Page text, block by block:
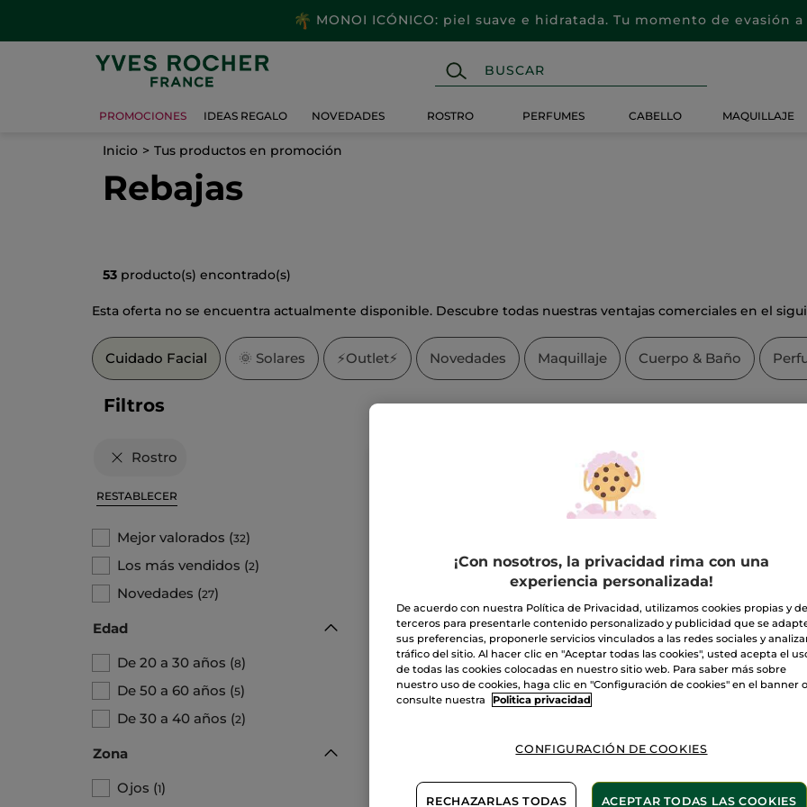
MONOI ICÓNICO: piel suave e hidratada. Tu momento de evasión
PROMOCIONES IDEAS REGALO NOVEDADES ROSTRO PERFUMES CABELLO MAQUILLAJE
Inicio Tus productos en promoción
Rebajas
53 producto(s) encontrado(s)
Esta oferta no se encuentra actualmente disponible. Descubre todas nuestras ventajas comerciales en el
Cuidado Facial 🌞 Solares ⚡Outlet⚡ Novedades Maquillaje Cuerpo & Baño
Filtros
Rostro
RESTABLECER
Mejor valorados (32)
Los más vendidos (2)
Novedades (27)
Edad
De 20 a 30 años (8)
De 50 a 60 años (5)
De 30 a 40 años (2)
Zona
Ojos (1)
Crema Hidratante
Intensa
Tarro 75 ml
(754)
AÑADIR A MI
BB Cream hidratante
SPF50 - Claro
Tubo 40 ml - 5 colores
24,90€
ELIGE TU COLOR
de
Tarro 50
¡Con nosotros, la privacidad rima con una
experiencia personalizada!
De acuerdo con nuestra Política de Privacidad, utilizamos cookies propias y de
terceros para presentarle contenido personalizado y publicidad que se
sus preferencias, proponerle servicios vinculados a las redes sociales y
tráfico del sitio. Al hacer clic en "Aceptar todas las cookies", usted acepta el
de todas las cookies colocadas en nuestro sitio web. Para saber más sobre
nuestro uso de cookies, haga clic en "Configuración de cookies" en el banner o
consulte nuestra
Politica privacidad
CONFIGURACIÓN DE COOKIES
RECHAZARLAS TODAS ACEPTAR TODAS LAS COOKIES